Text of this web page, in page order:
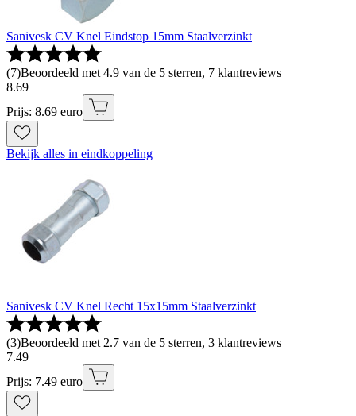
Sanivesk CV Knel Eindstop 15mm Staalverzinkt
(7)Beoordeeld met 4.9 van de 5 sterren, 7 klantreviews
8.69
Prijs: 8.69 euro
Bekijk alles in eindkoppeling
Sanivesk CV Knel Recht 15x15mm Staalverzinkt
(3)Beoordeeld met 2.7 van de 5 sterren, 3 klantreviews
7.49
Prijs: 7.49 euro